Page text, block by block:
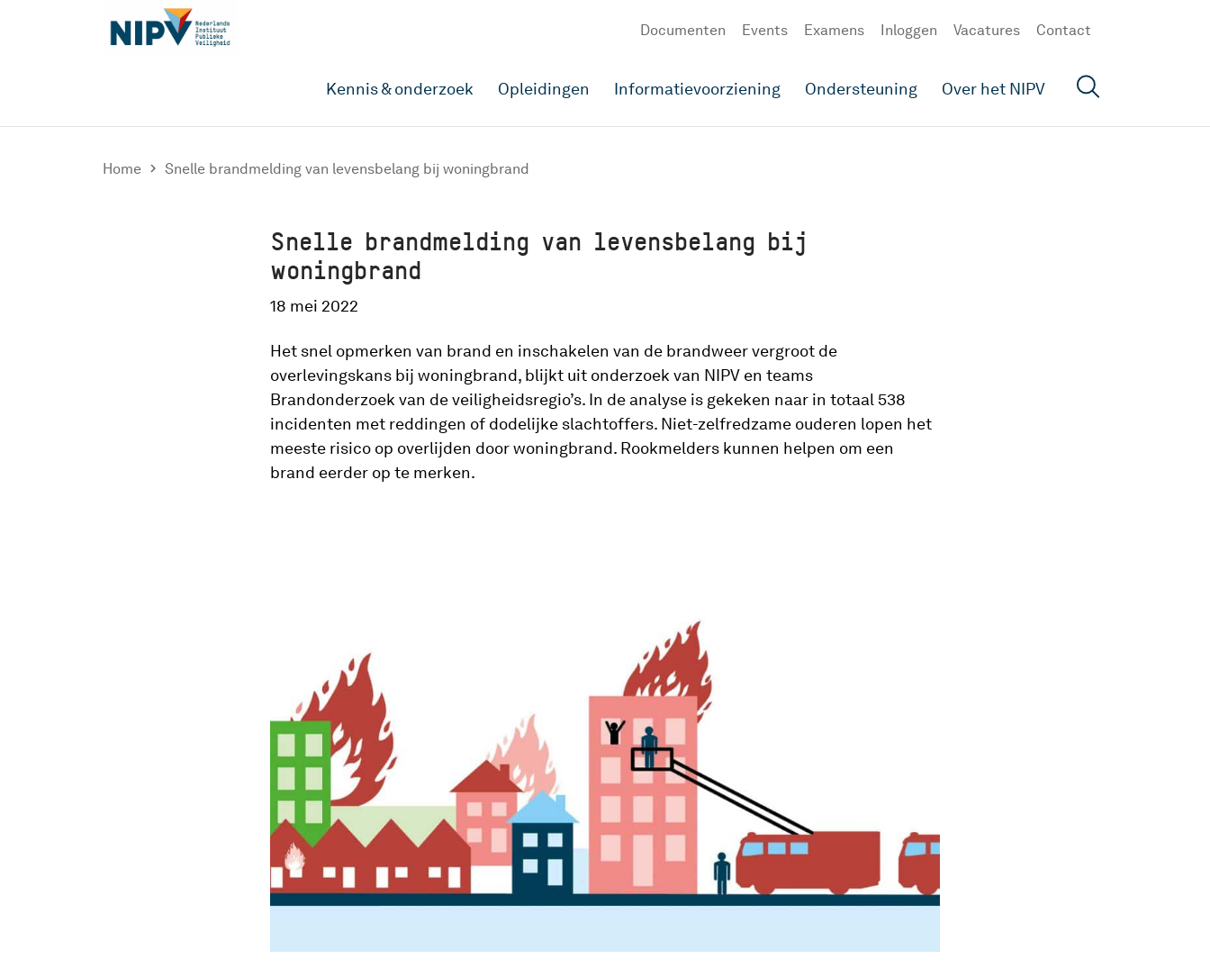
Documenten Events Examens Inloggen Vacatures Contact
Kennis & onderzoek Opleidingen Informatievoorziening Ondersteuning Over het NIPV
Home  Snelle brandmelding van levensbelang bij woningbrand
Snelle brandmelding van levensbelang bij
woningbrand
18 mei 2022
Het snel opmerken van brand en inschakelen van de brandweer vergroot de
overlevingskans bij woningbrand, blijkt uit onderzoek van NIPV en teams
Brandonderzoek van de veiligheidsregio’s. In de analyse is gekeken naar in totaal 538
incidenten met reddingen of dodelijke slachtoffers. Niet-zelfredzame ouderen lopen het
meeste risico op overlijden door woningbrand. Rookmelders kunnen helpen om een
brand eerder op te merken.